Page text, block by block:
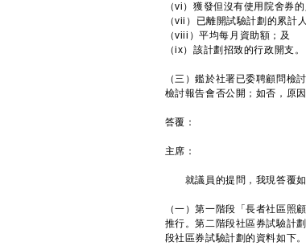
（vi）獲發但沒有使用院舍券的
（vii）已離開試驗計劃的累計
（viii）平均每月資助額；及
（ix）該計劃招致的行政開支。
（三）鑑於社署已委聘顧問檢
檢討報告會否公開；如否，原
答覆：
主席：
就議員的提問，我現答覆如
（一）第一階段「長者社區照
推行。第二階段社區券試驗計
段社區券試驗計劃的資料如下。